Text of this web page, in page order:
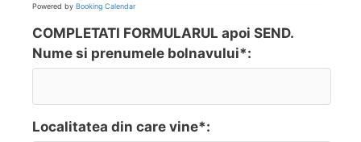
Powered by Booking Calendar
COMPLETATI FORMULARUL apoi SEND.
Nume si prenumele bolnavului*:
Localitatea din care vine*: